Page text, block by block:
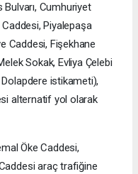
Cumhuriyet
Piyalepaşa
Caddesi, Fişekhane
Sokak, Evliya Çelebi
istikameti),
alternatif yol olarak
Öke Caddesi,
araç trafiğine